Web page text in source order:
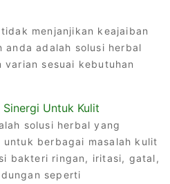
menjanjikan keajaiban
anda adalah solusi herbal
sesuai kebutuhan
Untuk Kulit
solusi herbal yang
berbagai masalah kulit
bakteri ringan, iritasi, gatal,
seperti